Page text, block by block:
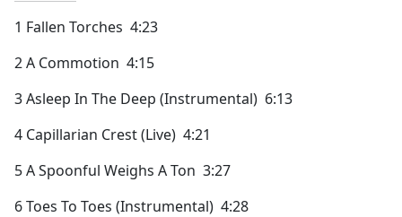
1 Fallen Torches 4:23
2 A Commotion 4:15
3 Asleep In The Deep (Instrumental) 6:13
4 Capillarian Crest (Live) 4:21
5 A Spoonful Weighs A Ton 3:27
6 Toes To Toes (Instrumental) 4:28